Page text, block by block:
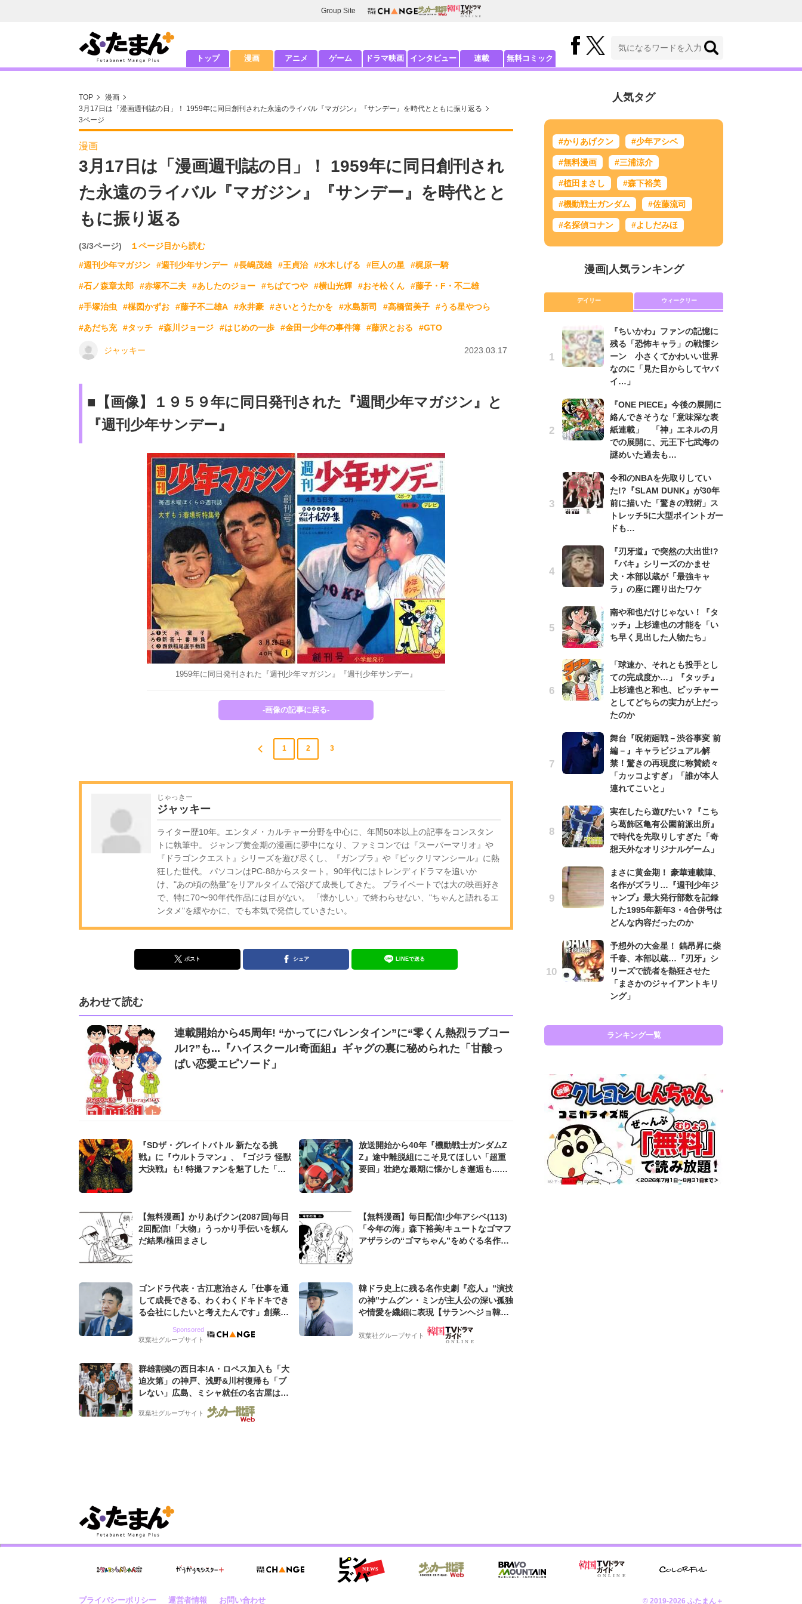
Group Site
トップ 漫画 アニメ ゲーム ドラマ映画 インタビュー 連載 無料コミック
TOP
漫画
3月17日は「漫画週刊誌の日」！ 1959年に同日創刊された永遠のライバル『マガジン』『サンデー』を時代とともに振り返る
3ページ
漫画
3月17日は「漫画週刊誌の日」！ 1959年に同日創刊され
た永遠のライバル『マガジン』『サンデー』を時代とと
もに振り返る
(3/3ページ)
１ページ目から読む
#週刊少年マガジン
#週刊少年サンデー #長嶋茂雄 #王貞治 #水木しげる #巨人の星 #梶原一騎
#石ノ森章太郎 #赤塚不二夫 #あしたのジョー #ちばてつや #横山光輝 #おそ松くん #藤子・F・不二雄
#手塚治虫 #楳図かずお #藤子不二雄A #永井豪 #さいとうたかを #水島新司 #高橋留美子 #うる星やつら
#あだち充 #タッチ #森川ジョージ #はじめの一歩 #金田一少年の事件簿 #藤沢とおる #GTO
ジャッキー 2023.03.17
■【画像】１９５９年に同日発刊された『週間少年マガジン』と
『週刊少年サンデー』
1959年に同日発刊された『週刊少年マガジン』『週刊少年サンデー』
-画像の記事に戻る-
1 2 3
じゃっきー
ジャッキー
ライター歴10年。エンタメ・カルチャー分野を中心に、年間50本以上の記事をコンスタン
トに執筆中。 ジャンプ黄金期の漫画に夢中になり、ファミコンでは『スーパーマリオ』や
『ドラゴンクエスト』シリーズを遊び尽くし、『ガンプラ』や『ビックリマンシール』に熱
狂した世代。 パソコンはPC-88からスタート。90年代にはトレンディドラマを追いか
け、"あの頃の熱量"をリアルタイムで浴びて成長してきた。 プライベートでは大の映画好き
で、特に70〜90年代作品には目がない。 「懐かしい」で終わらせない、"ちゃんと語れるエ
ンタメ"を緩やかに、でも本気で発信していきたい。
ポスト シェア LINEで送る
あわせて読む
連載開始から45周年! “かってにバレンタイン”に“零くん熱烈ラブコー
ル!?”も...『ハイスクール!奇面組』ギャグの裏に秘められた「甘酸っ
ぱい恋愛エピソード」
『SDザ・グレイトバトル 新たなる挑
戦』に『ウルトラマン』、『ゴジラ 怪獣
大決戦』も! 特撮ファンを魅了した「ス
放送開始から40年『機動戦士ガンダムZ
Z』途中離脱組にこそ見てほしい「超重
要回」壮絶な最期に懐かしき邂逅も...宇
【無料漫画】かりあげクン(2087回)毎日
2回配信!「大物」うっかり手伝いを頼ん
だ結果/植田まさし
【無料漫画】毎日配信!少年アシベ(113)
「今年の海」森下裕美/キュートなゴマフ
アザラシの“ゴマちゃん”をめぐる名作ギ
ゴンドラ代表・古江恵治さん「仕事を通
して成長できる、わくわくドキドキでき
る会社にしたいと考えたんです」創業来
グ会社のアイデンティティ
Sponsored
双葉社グループサイト
韓ドラ史上に残る名作史劇『恋人』”演技
の神”ナムグン・ミンが主人公の深い孤独
や情愛を繊細に表現【サランヘジョ韓ド
双葉社グループサイト
群雄割拠の西日本!A・ロペス加入も「大
迫次第」の神戸、浅野&川村復帰も「ブ
レない」広島、ミシャ就任の名古屋は?
【Jリーグ開幕「初めての秋春制」の大
激論】(2)
双葉社グループサイト
人気タグ
#かりあげクン #少年アシベ
#無料漫画 #三浦涼介
#植田まさし #森下裕美
#機動戦士ガンダム #佐藤流司
#名探偵コナン #よしだみほ
漫画| 人気ランキング
デイリー ウィークリー
『ちいかわ』ファンの記憶に
残る「恐怖キャラ」の戦慄シ
ーン 小さくてかわいい世界
なのに「見た目からしてヤバ
イ…」
『ONE PIECE』今後の展開に
絡んできそうな「意味深な表
紙連載」 「神」エネルの月
での展開に、元王下七武海の
謎めいた過去も…
令和のNBAを先取りしてい
た!?『SLAM DUNK』が30年
前に描いた「驚きの戦術」ス
トレッチ5に大型ポイントガー
ドも…
『刃牙道』で突然の大出世!?
『バキ』シリーズのかませ
犬・本部以蔵が「最強キャ
ラ」の座に躍り出たワケ
南や和也だけじゃない！『タ
ッチ』上杉達也の才能を「い
ち早く見出した人物たち」
「球速か、それとも投手とし
ての完成度か…」『タッチ』
上杉達也と和也、ピッチャー
としてどちらの実力が上だっ
たのか
舞台『呪術廻戦－渋谷事変 前
編－』キャラビジュアル解
禁！驚きの再現度に称賛続々
「カッコよすぎ」「誰が本人
連れてこいと」
実在したら遊びたい？『こち
ら葛飾区亀有公園前派出所』
で時代を先取りしすぎた「奇
想天外なオリジナルゲーム」
まさに黄金期！ 豪華連載陣、
名作がズラリ…『週刊少年ジ
ャンプ』最大発行部数を記録
した1995年新年3・4合併号は
どんな内容だったのか
予想外の大金星！ 鎬昂昇に柴
千春、本部以蔵…『刃牙』シ
リーズで読者を熱狂させた
「まさかのジャイアントキリ
ング」
ランキング一覧
プライバシーポリシー 運営者情報 お問い合わせ © 2019-2026 ふたまん＋